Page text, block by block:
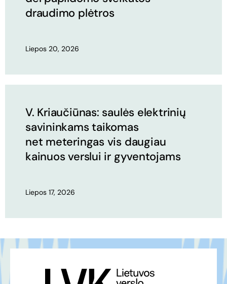
draudimo plėtros
Liepos 20, 2026
V. Kriaučiūnas: saulės elektrinių
savininkams taikomas
net meteringas vis daugiau
kainuos verslui ir gyventojams
Liepos 17, 2026